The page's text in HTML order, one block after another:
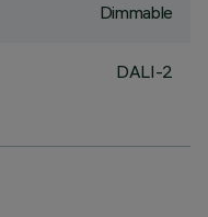
Dimmable
DALI-2